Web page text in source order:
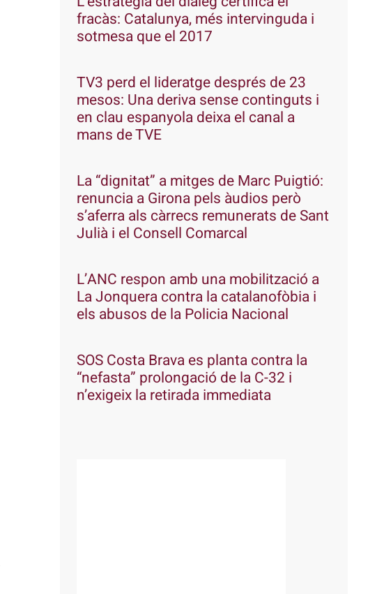
fracàs: Catalunya, més intervinguda i
sotmesa que el 2017
TV3 perd el lideratge després de 23
mesos: Una deriva sense continguts i
en clau espanyola deixa el canal a
mans de TVE
La “dignitat” a mitges de Marc Puigtió:
renuncia a Girona pels àudios però
s’aferra als càrrecs remunerats de Sant
Julià i el Consell Comarcal
L’ANC respon amb una mobilització a
La Jonquera contra la catalanofòbia i
els abusos de la Policia Nacional
SOS Costa Brava es planta contra la
“nefasta” prolongació de la C-32 i
n’exigeix la retirada immediata